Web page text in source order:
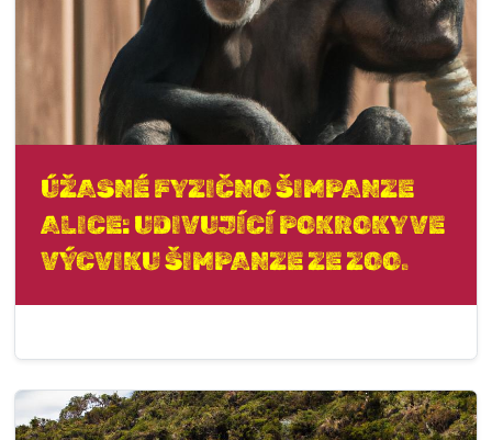
ÚŽASNÉ FYZIČNO ŠIMPANZE
ALICE: UDIVUJÍCÍ POKROKY VE
VÝCVIKU ŠIMPANZE ZE ZOO.